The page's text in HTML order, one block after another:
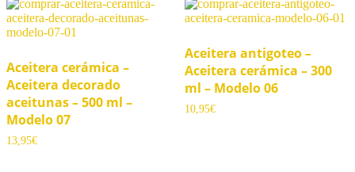
Aceitera cerámica –
Aceitera decorado
aceitunas – 500 ml –
Modelo 07
13,95€
Aceitera antigoteo –
Aceitera cerámica – 300
ml – Modelo 06
10,95€